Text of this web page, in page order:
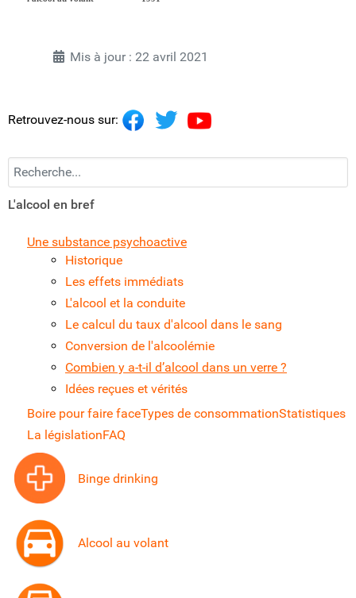
Mis à jour : 22 avril 2021
Retrouvez-nous sur:
Recherchez...
L'alcool en bref
Une substance psychoactive
Historique
Les effets immédiats
L'alcool et la conduite
Le calcul du taux d'alcool dans le sang
Conversion de l'alcoolémie
Combien y a-t-il d’alcool dans un verre ?
Idées reçues et vérités
Boire pour faire faceTypes de consommationStatistiques
La législationFAQ
Binge drinking
Alcool au volant